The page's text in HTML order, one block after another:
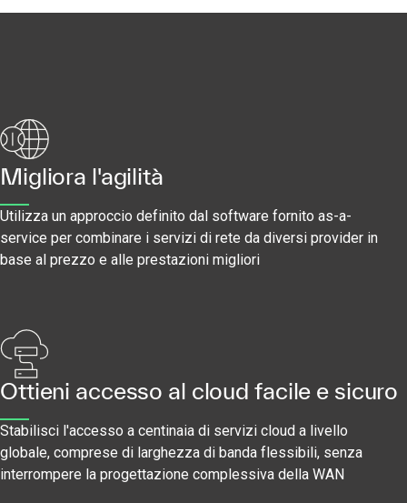
Migliora l'agilità
Utilizza un approccio definito dal software fornito as-a-
service per combinare i servizi di rete da diversi provider in
base al prezzo e alle prestazioni migliori
Ottieni accesso al cloud facile e sicuro
Stabilisci l'accesso a centinaia di servizi cloud a livello
globale, comprese di larghezza di banda flessibili, senza
interrompere la progettazione complessiva della WAN